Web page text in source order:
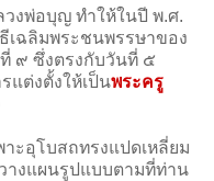
พ่อบุญ ทำให้ในปี พ.ศ.
เฉลิมพระชนพรรษาของ
๙ ซึ่งตรงกับวันที่ ๕
แต่งตั้งให้เป็นพระครู
อุโบสถทรงแปดเหลี่ยม
างแผนรูปแบบตามที่ท่าน